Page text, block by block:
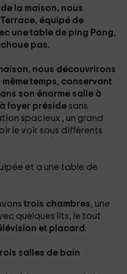
la maison, nous
Terrace, équipé de
une table de ping Pong,
pas.
nous découvrirons
même temps, conservant
son énorme salle à
foyer préside sans
spacieux , un grand
le voir sous différents
et a une table de
trois chambres, une
quelques lits, le tout
et placard .
salles de bain